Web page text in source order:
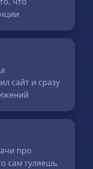
сайт и сразу
про
сам гуляешь